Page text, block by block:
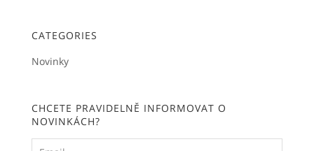
CATEGORIES
Novinky
CHCETE PRAVIDELNĚ INFORMOVAT O
NOVINKÁCH?